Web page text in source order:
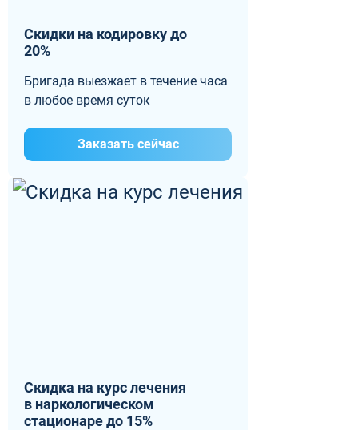
Скидки на кодировку до
20%
Бригада выезжает в течение часа
в любое время суток
Заказать сейчас
Скидка на курс лечения
в наркологическом
стационаре до 15%